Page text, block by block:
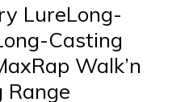
LureLong-
Casting
Walk’n
Range